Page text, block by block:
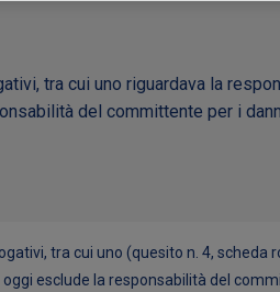
tra cui uno riguardava la
del committente per i
tra cui uno (quesito n. 4,
oggi esclude la responsabilità del